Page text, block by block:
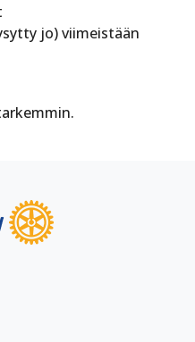
jo) viimeistään